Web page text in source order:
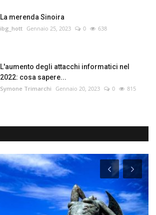
La merenda Sinoira
ibg_hott Gennaio 25, 2023 0 638
L'aumento degli attacchi informatici nel
2022: cosa sapere...
Symone Trimarchi Gennaio 20, 2023 0 815